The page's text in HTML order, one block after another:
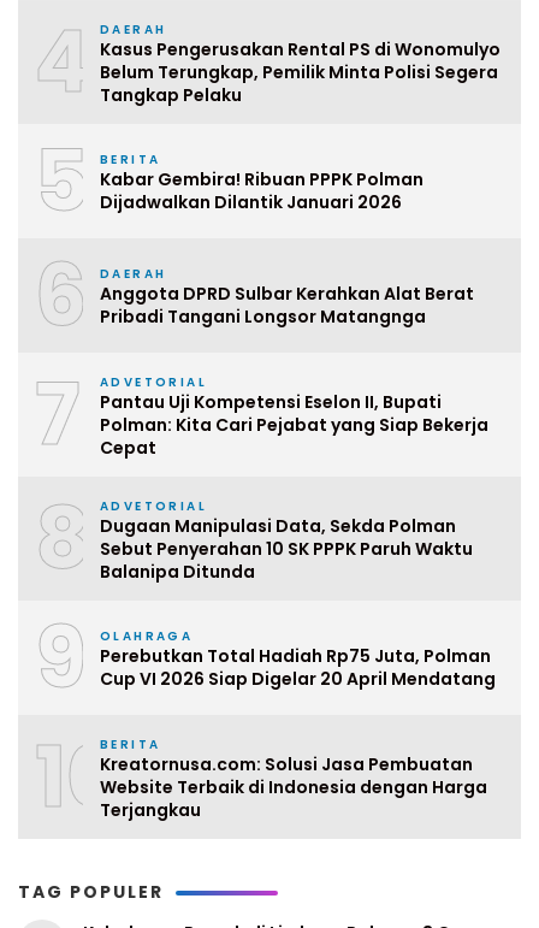
4 DAERAH
Kasus Pengerusakan Rental PS di Wonomulyo
Belum Terungkap, Pemilik Minta Polisi Segera
Tangkap Pelaku
5 BERITA
Kabar Gembira! Ribuan PPPK Polman
Dijadwalkan Dilantik Januari 2026
6 DAERAH
Anggota DPRD Sulbar Kerahkan Alat Berat
Pribadi Tangani Longsor Matangnga
7 ADVETORIAL
Pantau Uji Kompetensi Eselon II, Bupati
Polman: Kita Cari Pejabat yang Siap Bekerja
Cepat
8 ADVETORIAL
Dugaan Manipulasi Data, Sekda Polman
Sebut Penyerahan 10 SK PPPK Paruh Waktu
Balanipa Ditunda
9 OLAHRAGA
Perebutkan Total Hadiah Rp75 Juta, Polman
Cup VI 2026 Siap Digelar 20 April Mendatang
10BERITA
Kreatornusa.com: Solusi Jasa Pembuatan
Website Terbaik di Indonesia dengan Harga
Terjangkau
TAG POPULER